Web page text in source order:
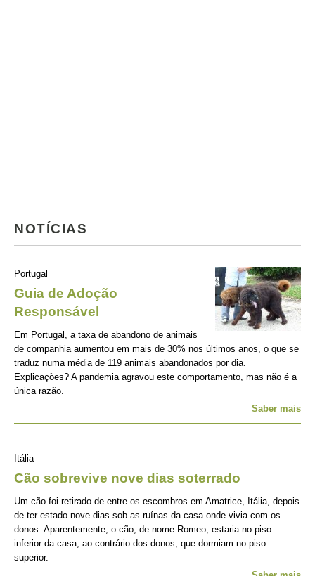
NOTÍCIAS
Portugal
Guia de Adoção
Responsável
Em Portugal, a taxa de abandono de animais
de companhia aumentou em mais de 30% nos últimos anos, o que se
traduz numa média de 119 animais abandonados por dia.
Explicações? A pandemia agravou este comportamento, mas não é a
única razão.
Saber mais
Itália
Cão sobrevive nove dias soterrado
Um cão foi retirado de entre os escombros em Amatrice, Itália, depois
de ter estado nove dias sob as ruínas da casa onde vivia com os
donos. Aparentemente, o cão, de nome Romeo, estaria no piso
inferior da casa, ao contrário dos donos, que dormiam no piso
superior.